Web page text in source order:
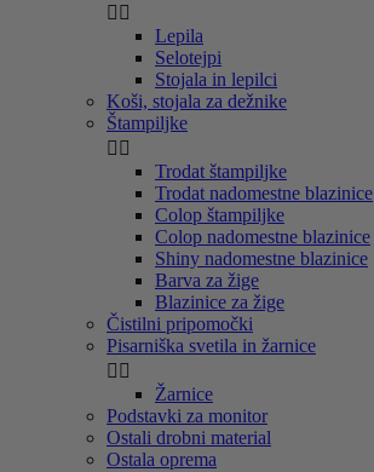
 
Lepila
Selotejpi
Stojala in lepilci
Koši, stojala za dežnike
Štampiljke
 
Trodat štampiljke
Trodat nadomestne blazinice
Colop štampiljke
Colop nadomestne blazinice
Shiny nadomestne blazinice
Barva za žige
Blazinice za žige
Čistilni pripomočki
Pisarniška svetila in žarnice
 
Žarnice
Podstavki za monitor
Ostali drobni material
Ostala oprema